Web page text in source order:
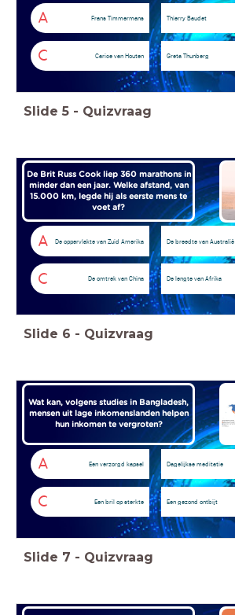
A Frans Timmermans Thierry Baudet
C Carice van Houten Greta Thunberg
Slide 5 - Quizvraag
De Brit Russ Cook liep 360 marathons in
minder dan een jaar. Welke afstand, van
15.000 km, legde hij als eerste mens te
voet af?
A De oppervlakte van Zuid Amerika De breedte van Australië
C De omtrek van China De lengte van Afrika
Slide 6 - Quizvraag
Wat kan, volgens studies in Bangladesh,
mensen uit lage inkomenslanden helpen
hun inkomen te vergroten?
A Een verzorgd kapsel Dagelijkse meditatie
C Een bril op sterkte Een gezond ontbijt
Slide 7 - Quizvraag